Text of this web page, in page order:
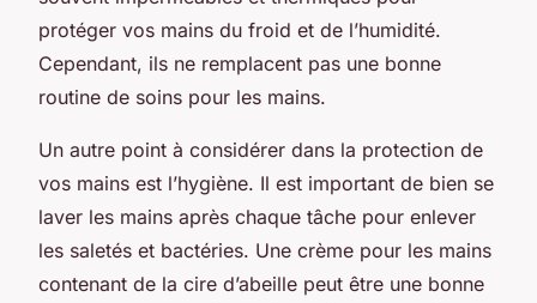
protéger vos mains du froid et de l’humidité.
Cependant, ils ne remplacent pas une bonne
routine de soins pour les mains.
Un autre point à considérer dans la protection de
vos mains est l’hygiène. Il est important de bien se
laver les mains après chaque tâche pour enlever
les saletés et bactéries. Une crème pour les mains
contenant de la cire d’abeille peut être une bonne